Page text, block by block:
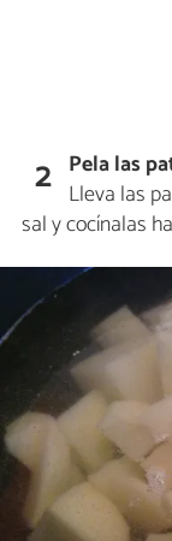
2 Pela las
Lleva las
sal y cocínalas